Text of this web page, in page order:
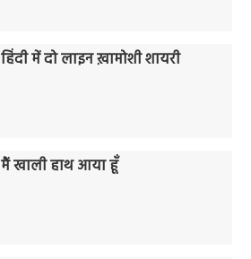
हिंदी में दो लाइन ख़ामोशी शायरी
मैं खाली हाथ आया हूँ